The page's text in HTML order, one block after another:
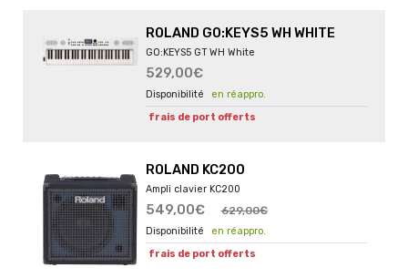
ROLAND GO:KEYS5 WH WHITE
GO:KEYS5 GT WH White
529,00€
en réappro.
frais de port offerts
ROLAND KC200
Ampli clavier KC200
549,00€ 629,00€
en réappro.
frais de port offerts